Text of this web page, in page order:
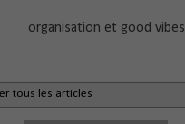
organisation et good vibes
tous les articles